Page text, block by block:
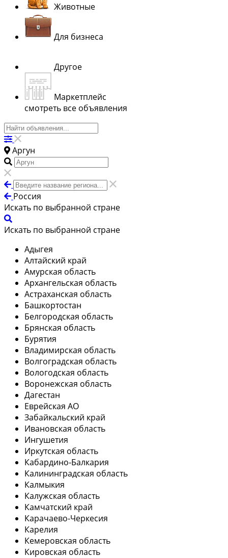
Животные
Для бизнеса
Другое
Маркетплейс
смотреть все объявления
Аргун
Россия
Искать по выбранной стране
Искать по выбранной стране
Адыгея
Алтайский край
Амурская область
Архангельская область
Астраханская область
Башкортостан
Белгородская область
Брянская область
Бурятия
Владимирская область
Волгоградская область
Вологодская область
Воронежская область
Дагестан
Еврейская АО
Забайкальский край
Ивановская область
Ингушетия
Иркутская область
Кабардино-Балкария
Калининградская область
Калмыкия
Калужская область
Камчатский край
Карачаево-Черкесия
Карелия
Кемеровская область
Кировская область